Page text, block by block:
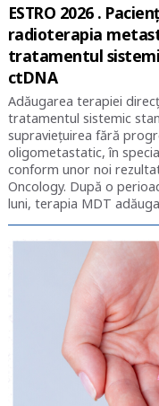
ESTRO 2026 .
radioterapia
tratamentul
ctDNA
Adăugarea terapiei
tratamentul sistemic
supraviețuirea fără
oligometastatic, în
conform unor noi
Oncology. După o
luni, terapia MDT